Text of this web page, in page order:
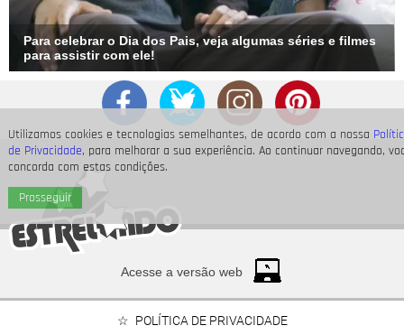
Utilizamos cookies e tecnologias semelhantes, de acordo com a nossa
de Privacidade, para melhorar a sua experiência. Ao continuar navegando,
concorda com estas condições.
Prosseguir
Para celebrar o Dia dos Pais, veja algumas séries e filmes
para assistir com ele!
Acesse a versão web
POLÍTICA DE PRIVACIDADE